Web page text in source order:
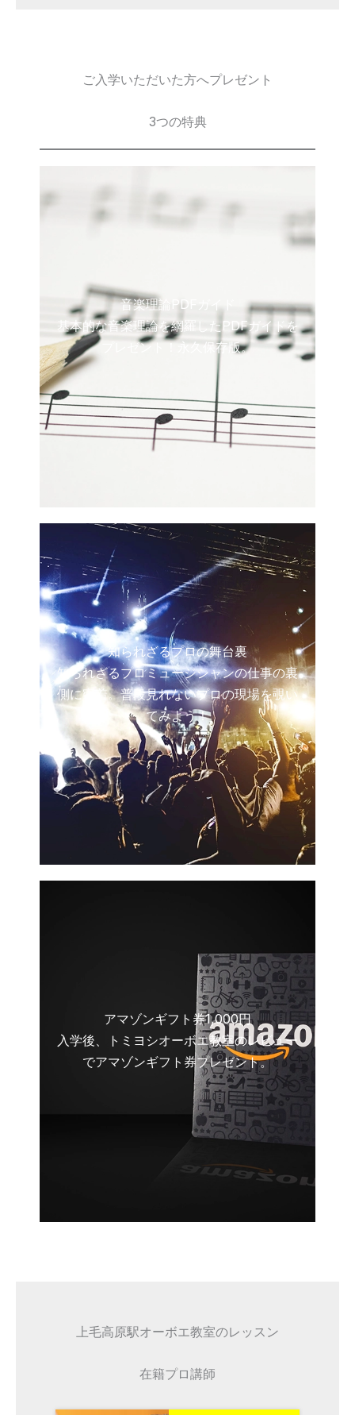
ご入学いただいた方へプレゼント
3つの特典
音楽理論PDFガイド
基本的な音楽理論を網羅したPDFガイドを
プレゼント！永久保存版。
知られざるプロの舞台裏
知られざるプロミュージシャンの仕事の裏
側に密着。普段見れないプロの現場を覗い
てみよう！
アマゾンギフト券1,000円
入学後、トミヨシオーボエ教室のレビュー
でアマゾンギフト券プレゼント。
上毛高原駅オーボエ教室のレッスン
在籍プロ講師